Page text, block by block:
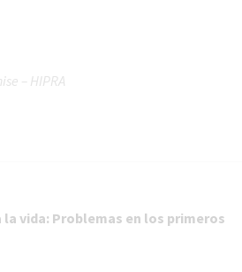
– HIPRA
vida: Problemas en los primeros